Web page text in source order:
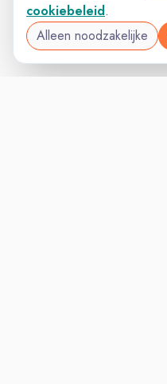
cookiebeleid.
Alleen noodzakelijke